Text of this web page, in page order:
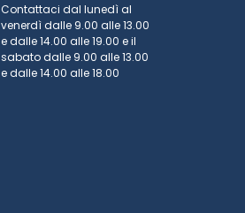
Contattaci dal lunedì al
venerdì dalle 9.00 alle 13.00
e dalle 14.00 alle 19.00 e il
sabato dalle 9.00 alle 13.00
e dalle 14.00 alle 18.00